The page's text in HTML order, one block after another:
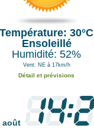
Température: 30°C
Ensoleillé
Humidité: 52%
Vent: NE à 17km/h
Détail et prévisions
août